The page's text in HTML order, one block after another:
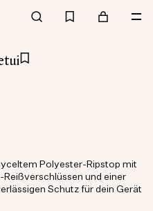
Polyester-Ripstop mit
und einer
Schutz für dein Gerät